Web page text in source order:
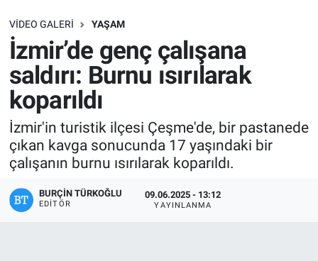
VIDEO GALERI YAŞAM
İzmir’de genç çalışana
saldırı: Burnu ısırılarak
koparıldı
İzmir'in turistik ilçesi Çeşme'de, bir pastanede
çıkan kavga sonucunda 17 yaşındaki bir
çalışanın burnu ısırılarak koparıldı.
BURÇIN TÜRKOĞLU
EDITÖR
09.06.2025 - 13:12
YAYINLANMA
SAĞLIK
EKONOMİ
EĞİTİM
ÖZEL HABER
Keşfet
ASTROLOJİ